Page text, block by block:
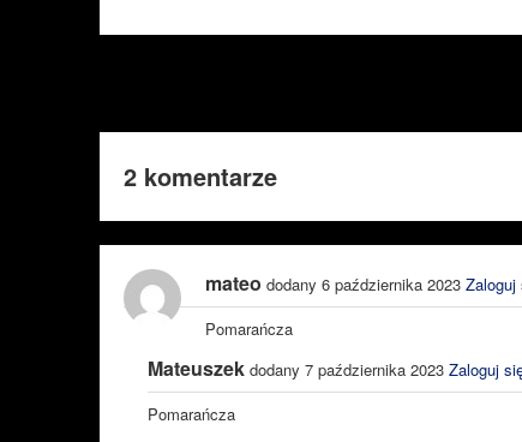
2 komentarze
mateo dodany 6 października 2023 Zaloguj
Pomarańcza
Mateuszek dodany 7 października 2023 Zaloguj
Pomarańcza